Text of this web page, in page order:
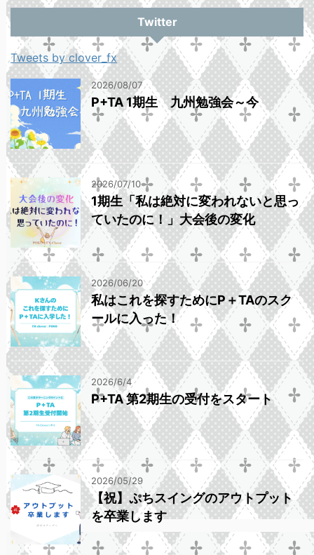
Twitter
Tweets by clover_fx
2026/08/07
P+TA 1期生 九州勉強会～今
2026/07/10
1期生「私は絶対に変われないと思っ
ていたのに！」大会後の変化
2026/06/20
私はこれを探すためにP＋TAのスク
ールに入った！
2026/6/4
P+TA 第2期生の受付をスタート
2026/05/29
【祝】ぷちスイングのアウトプット
を卒業します